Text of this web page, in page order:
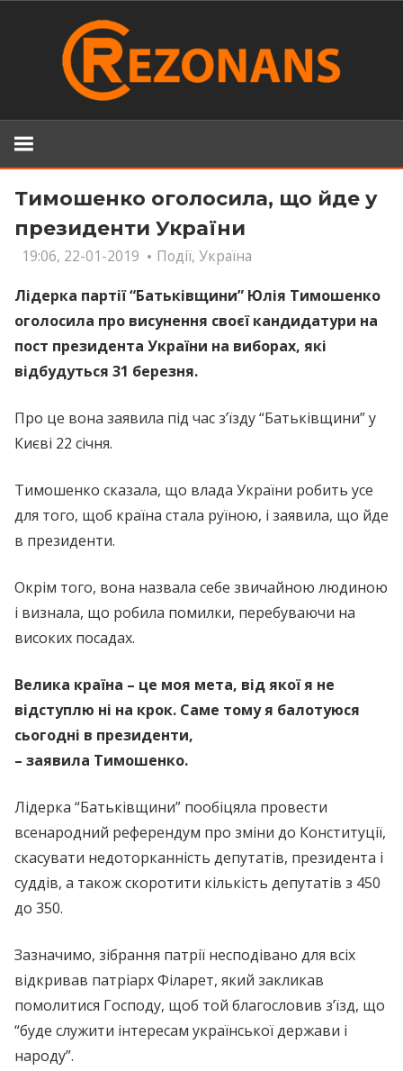
Тимошенко оголосила, що йде у
президенти України
19:06, 22-01-2019 Події,Україна
Лідерка партії “Батьківщини” Юлія Тимошенко
оголосила про висунення своєї кандидатури на
пост президента України на виборах, які
відбудуться 31 березня.
Про це вона заявила під час з’їзду “Батьківщини” у
Києві 22 січня.
Тимошенко сказала, що влада України робить усе
для того, щоб країна стала руїною, і заявила, що йде
в президенти.
Окрім того, вона назвала себе звичайною людиною
і визнала, що робила помилки, перебуваючи на
високих посадах.
Велика країна – це моя мета, від якої я не
відступлю ні на крок. Саме тому я балотуюся
сьогодні в президенти,
– заявила Тимошенко.
Лідерка “Батьківщини” пообіцяла провести
всенародний референдум про зміни до Конституції,
скасувати недоторканність депутатів, президента і
суддів, а також скоротити кількість депутатів з 450
до 350.
Зазначимо, зібрання патрії несподівано для всіх
відкривав патріарх Філарет, який закликав
помолитися Господу, щоб той благословив з’їзд, що
“буде служити інтересам української держави і
народу”.